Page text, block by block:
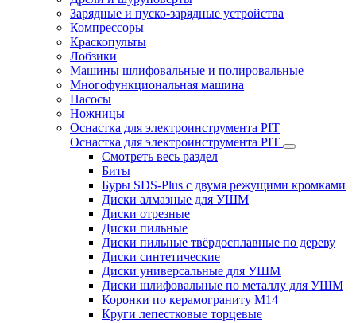
Зарядные и пуско-зарядные устройства
Компрессоры
Краскопульты
Лобзики
Машины шлифовальные и полировальные
Многофункциональная машина
Насосы
Ножницы
Оснастка для электроинструмента PIT
Оснастка для электроинструмента PIT
Смотреть весь раздел
Биты
Буры SDS-Plus c двумя режущими кромками
Диски алмазные для УШМ
Диски отрезные
Диски пильные
Диски пильные твёрдосплавные по дереву
Диски синтетические
Диски универсальные для УШМ
Диски шлифовальные по металлу для УШМ
Коронки по керамограниту M14
Круги лепестковые торцевые